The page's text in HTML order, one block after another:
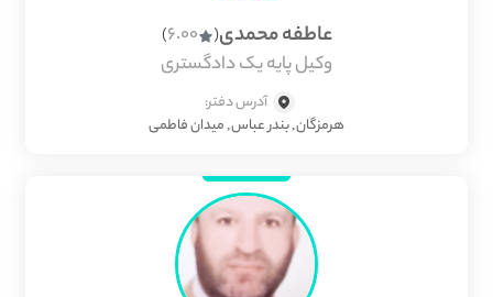
عاطفه محمدی(
6.00
)
وکیل پایه یک دادگستری
آدرس دفتر:
هرمزگان, بندر عباس, میدان فاطمی